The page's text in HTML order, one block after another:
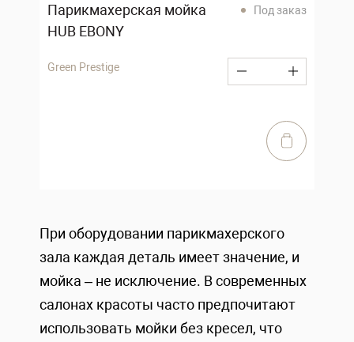
Парикмахерская мойка
HUB EBONY
Под заказ
Green Prestige
При оборудовании парикмахерского
зала каждая деталь имеет значение, и
мойка – не исключение. В современных
салонах красоты часто предпочитают
использовать мойки без кресел, что